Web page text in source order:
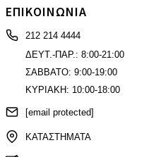
ΕΠΙΚΟΙΝΩΝΙΑ
212 214 4444
ΔΕΥΤ.-ΠΑΡ.: 8:00-21:00
ΣΑΒΒΑΤΟ: 9:00-19:00
ΚΥΡΙΑΚΗ: 10:00-18:00
[email protected]
ΚΑΤΑΣΤΗΜΑΤΑ